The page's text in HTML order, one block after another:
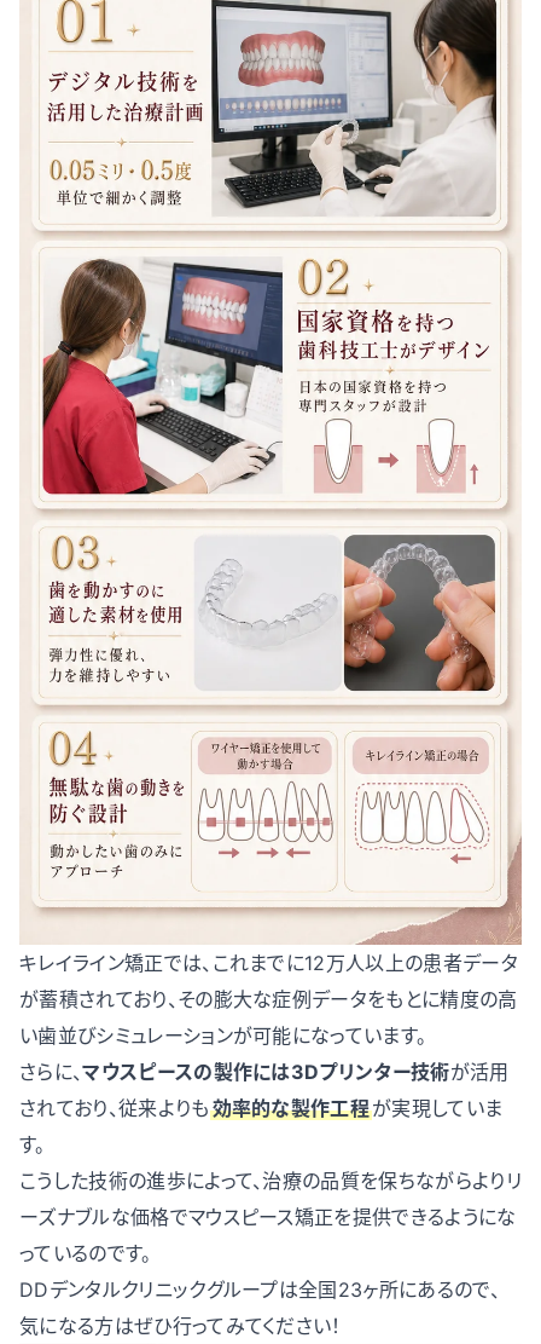
キレイライン矯正では、これまでに12万人以上の患者データ
が蓄積されており、その膨大な症例データをもとに精度の高
い歯並びシミュレーションが可能になっています。
さらに、マウスピースの製作には3Dプリンター技術が活用
されており、従来よりも効率的な製作工程が実現していま
す。
こうした技術の進歩によって、治療の品質を保ちながらよりリ
ーズナブルな価格でマウスピース矯正を提供できるようにな
っているのです。
DDデンタルクリニックグループは全国23ヶ所にあるので、
気になる方はぜひ行ってみてください！